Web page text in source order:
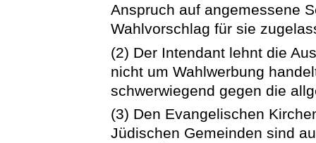
Anspruch auf angemessene
Wahlvorschlag für sie
(2) Der Intendant lehnt die
nicht um Wahlwerbung
schwerwiegend gegen die
(3) Den Evangelischen
Jüdischen Gemeinden sind